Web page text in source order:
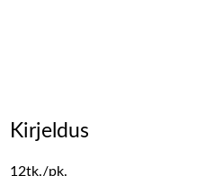
Kirjeldus
12tk./pk.